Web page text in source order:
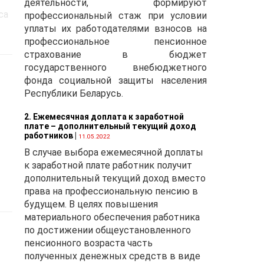
деятельности, формируют
профессиональный стаж при условии
уплаты их работодателями взносов на
профессиональное пенсионное
страхование в бюджет
государственного внебюджетного
фонда социальной защиты населения
Республики Беларусь.
2. Ежемесячная доплата к заработной
плате – дополнительный текущий доход
работников| 11.05.2022
В случае выбора ежемесячной доплаты
к заработной плате работник получит
дополнительный текущий доход вместо
права на профессиональную пенсию в
будущем. В целях повышения
материального обеспечения работника
по достижении общеустановленного
пенсионного возраста часть
полученных денежных средств в виде